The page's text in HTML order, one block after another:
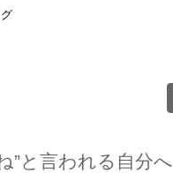
”と言われる自分へ